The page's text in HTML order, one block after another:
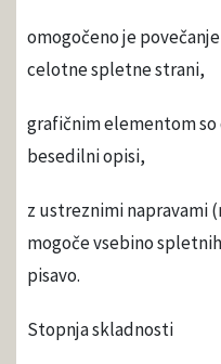
omogočeno je
celotne spletne strani,
grafičnim elementom
besedilni opisi,
z ustreznimi napravami
mogoče vsebino
pisavo.
Stopnja skladnosti